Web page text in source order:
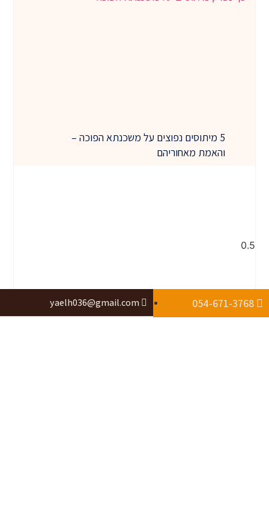
5 מיתוסים נפוצים על משכנתא הפוכה –
והאמת מאחוריהם
054-
yaelh036@gmail.com